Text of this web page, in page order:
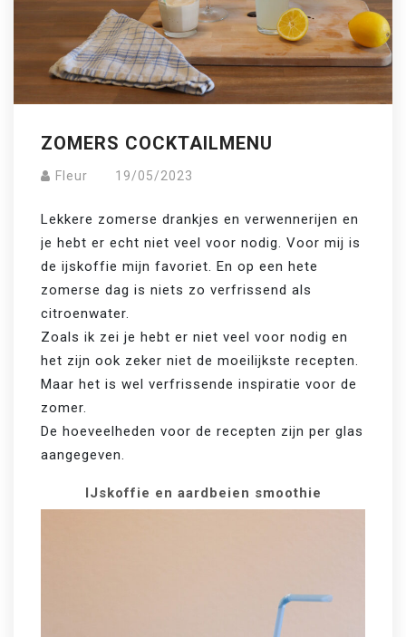
ZOMERS COCKTAILMENU
Fleur 19/05/2023
Lekkere zomerse drankjes en verwennerijen en
je hebt er echt niet veel voor nodig. Voor mij is
de ijskoffie mijn favoriet. En op een hete
zomerse dag is niets zo verfrissend als
citroenwater.
Zoals ik zei je hebt er niet veel voor nodig en
het zijn ook zeker niet de moeilijkste recepten.
Maar het is wel verfrissende inspiratie voor de
zomer.
De hoeveelheden voor de recepten zijn per glas
aangegeven.
IJskoffie en aardbeien smoothie